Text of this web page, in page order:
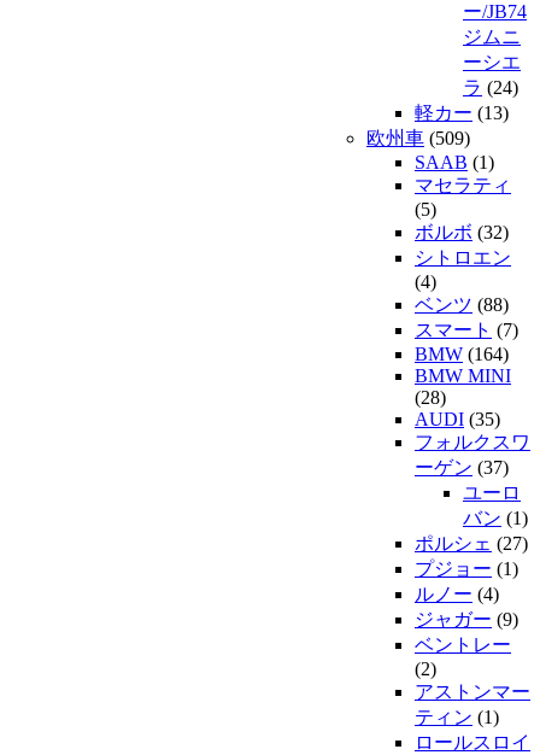
ー/JB74
ジムニ
ーシエ
ラ (24)
軽カー (13)
欧州車 (509)
SAAB (1)
マセラティ
(5)
ボルボ (32)
シトロエン
(4)
ベンツ (88)
スマート (7)
BMW (164)
BMW MINI
(28)
AUDI (35)
フォルクスワ
ーゲン (37)
ユーロ
バン (1)
ポルシェ (27)
プジョー (1)
ルノー (4)
ジャガー (9)
ベントレー
(2)
アストンマー
ティン (1)
ロールスロイ